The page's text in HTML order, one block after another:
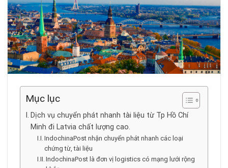
Mục lục
Dịch vụ chuyển phát nhanh tài liệu từ Tp Hồ Chí
Minh đi Latvia chất lượng cao.
IndochinaPost nhận chuyển phát nhanh các loại
chứng từ, tài liệu
IndochinaPost là đơn vị logistics có mạng lưới rộng